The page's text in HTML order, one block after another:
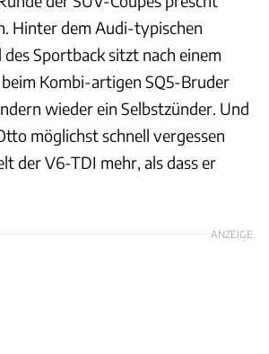
Hinter dem Audi-typischen
Sportback sitzt nach einem
Kombi-artigen SQ5-Bruder
wieder ein Selbstzünder. Und
möglichst schnell vergessen
der V6-TDI mehr, als dass er
ANZEIGE